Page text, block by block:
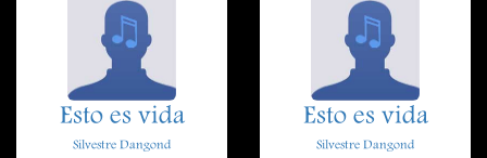
Esto es vida
Silvestre Dangond
Esto es vida
Silvestre Dangond